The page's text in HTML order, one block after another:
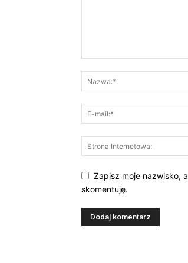
Zapisz moje nazwisko,
skomentuję.